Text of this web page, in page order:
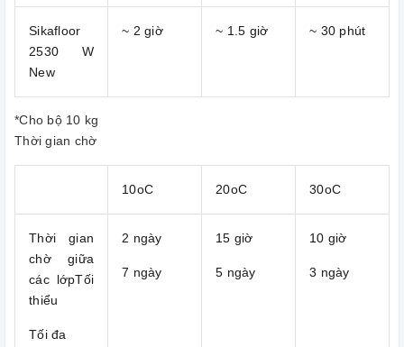
Sikafloor
2530 W
New
~ 2 giờ ~ 1.5 giờ ~ 30 phút
*Cho bộ 10 kg
Thời gian chờ
10oC 20oC 30oC
Thời gian
chờ giữa
các lớpTối
thiểu
Tối đa
2 ngày
7 ngày
15 giờ
5 ngày
10 giờ
3 ngày